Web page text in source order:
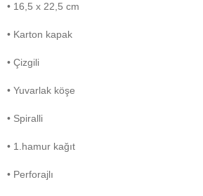
• 16,5 x 22,5 cm
• Karton kapak
• Çizgili
• Yuvarlak köşe
• Spiralli
• 1.hamur kağıt
• Perforajlı